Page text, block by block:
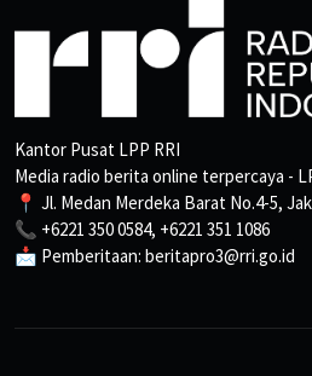
Kantor Pusat LPP RRI
Media radio berita online terpercaya -
📍 Jl. Medan Merdeka Barat No.4-5,
📞 +6221 350 0584, +6221 351 1086
📩 Pemberitaan: beritapro3@rri.go.id